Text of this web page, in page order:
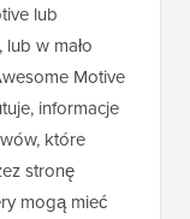
lub
w mało
Motive
informacje
które
stronę
mogą mieć